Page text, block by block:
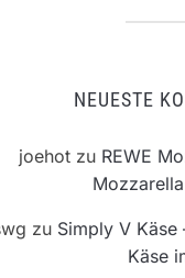
NEUESTE
joehot zu REWE
zu Simply V Käse
Käse